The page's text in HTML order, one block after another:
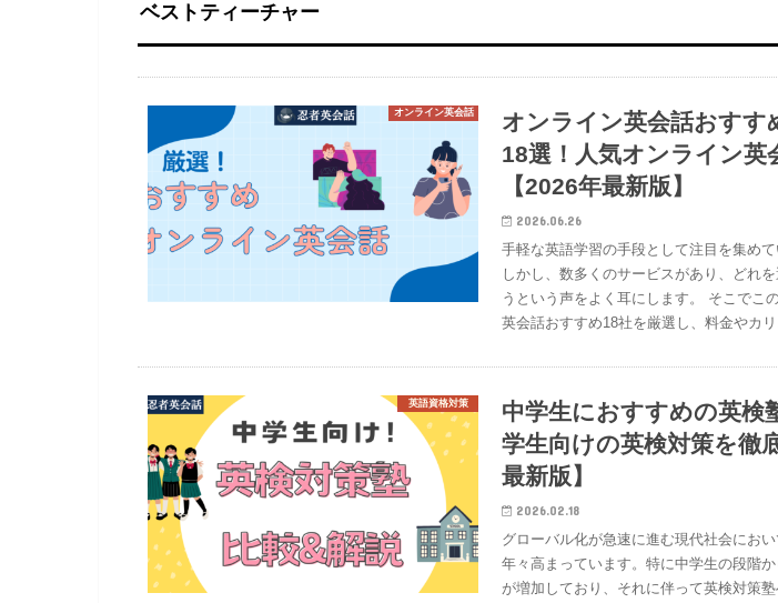
ベストティーチャー
オンライン英会話
オンライン英会話おすす
18選！人気オンライン英
【2026年最新版】
2026.06.26
手軽な英語学習の手段として注目を集めて
しかし、数多くのサービスがあり、どれ
うという声をよく耳にします。 そこでこ
英会話おすすめ18社を厳選し、料金やカリ
英語資格対策
中学生におすすめの英検
学生向けの英検対策を徹
最新版】
2026.02.18
グローバル化が急速に進む現代社会にお
年々高まっています。特に中学生の段階
が増加しており、それに伴って英検対策